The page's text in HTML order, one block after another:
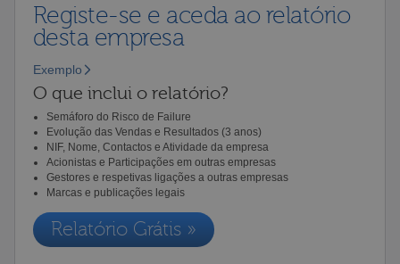
Registe-se e aceda ao relatório
desta empresa
Exemplo
O que inclui o relatório?
Semáforo do Risco de Failure
Evolução das Vendas e Resultados (3 anos)
NIF, Nome, Contactos e Atividade da empresa
Acionistas e Participações em outras empresas
Gestores e respetivas ligações a outras empresas
Marcas e publicações legais
Relatório Grátis »